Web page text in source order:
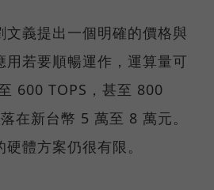
文義提出一個明確的價格與
用若要順暢運作，運算量可
600 TOPS，甚至 800
在新台幣 5 萬至 8 萬元。
體方案仍很有限。